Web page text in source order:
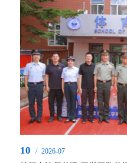
级、青少年健康成长等核心发展命
10 / 2026-07